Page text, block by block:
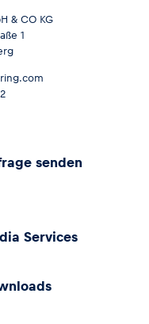
& CO KG
1
senden
Services